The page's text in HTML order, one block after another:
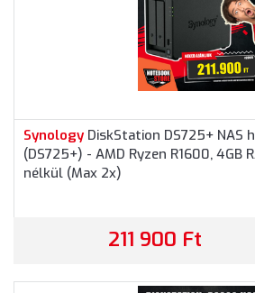
Synology DiskStation DS725+
(DS725+) - AMD Ryzen R1600, 4GB
nélkül (Max 2x)
211 900 Ft